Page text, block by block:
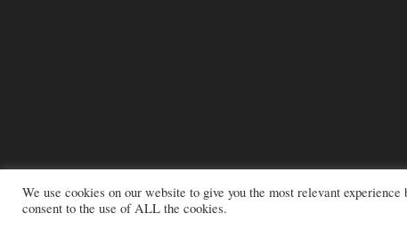
© 2026 All rights reserved - Etnie -
We use cookies on our website to give you the most relevant
consent to the use of ALL the cookies.